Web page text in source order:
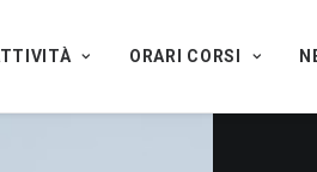
ORARI CORSI